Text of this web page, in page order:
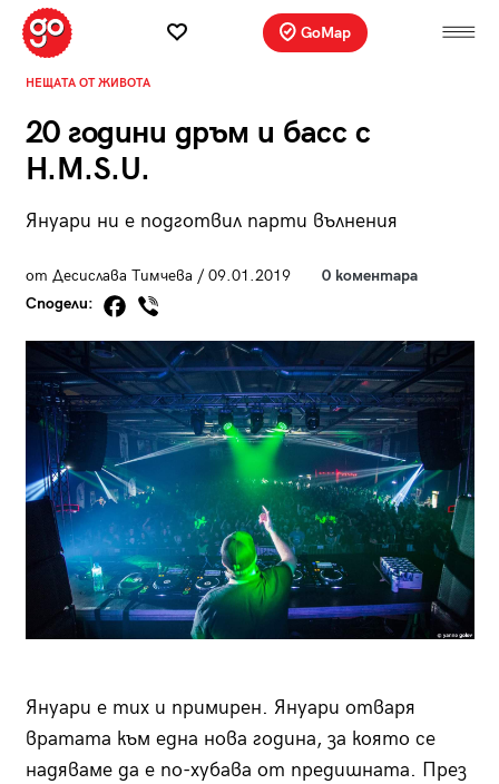
GoMap
НЕЩАТА ОТ ЖИВОТА
20 години дръм и басс с
H.M.S.U.
Януари ни е подготвил парти вълнения
от Десислава Тимчева / 09.01.2019
0 коментара
Сподели:
Януари е тих и примирен. Януари отваря
вратата към една нова година, за която се
надяваме да е по-хубава от предишната. През